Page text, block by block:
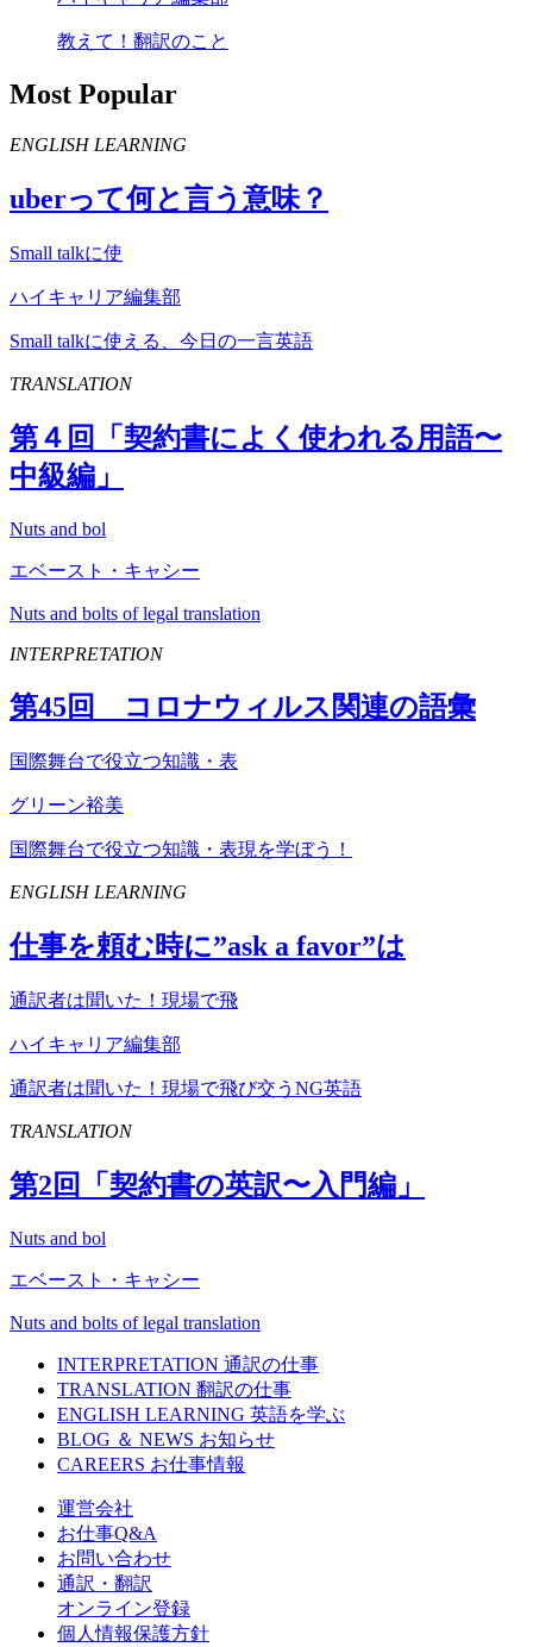
教えて！翻訳のこと
Most Popular
ENGLISH LEARNING
uberって何と言う意味？
Small talkに使
ハイキャリア編集部
Small talkに使える、今日の一言英語
TRANSLATION
第４回「契約書によく使われる用語〜
中級編」
Nuts and bol
エベースト・キャシー
Nuts and bolts of legal translation
INTERPRETATION
第45回 コロナウィルス関連の語彙
国際舞台で役立つ知識・表
グリーン裕美
国際舞台で役立つ知識・表現を学ぼう！
ENGLISH LEARNING
仕事を頼む時に”ask a favor”は
通訳者は聞いた！現場で飛
ハイキャリア編集部
通訳者は聞いた！現場で飛び交うNG英語
TRANSLATION
第2回「契約書の英訳〜入門編」
Nuts and bol
エベースト・キャシー
Nuts and bolts of legal translation
INTERPRETATION 通訳の仕事
TRANSLATION 翻訳の仕事
ENGLISH LEARNING 英語を学ぶ
BLOG ＆ NEWS お知らせ
CAREERS お仕事情報
運営会社
お仕事Q&A
お問い合わせ
通訳・翻訳
オンライン登録
個人情報保護方針